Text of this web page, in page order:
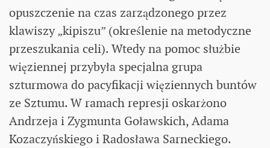
opuszczenie na czas zarządzonego przez
klawiszy „kipiszu” (określenie na metodyczne
przeszukania celi). Wtedy na pomoc służbie
więziennej przybyła specjalna grupa
szturmowa do pacyfikacji więziennych buntów
ze Sztumu. W ramach represji oskarżono
Andrzeja i Zygmunta Goławskich, Adama
Kozaczyńskiego i Radosława Sarneckiego.